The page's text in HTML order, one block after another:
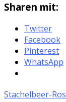
Sharen mit:
Twitter
Facebook
Pinterest
WhatsApp
Stachelbeer-